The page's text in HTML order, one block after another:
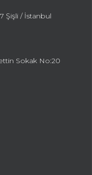
Şişli / İstanbul
Sokak No:20